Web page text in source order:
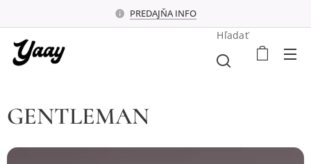
PREDAJŇA INFO
Hľadať
GENTLEMAN